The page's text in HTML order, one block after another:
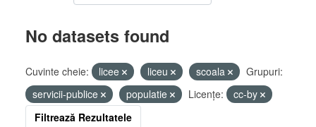
No datasets found
Cuvinte cheie: licee liceu scoala
Grupuri:
servicii-publice
populatie Licenţe:
cc-by
Filtrează Rezultatele